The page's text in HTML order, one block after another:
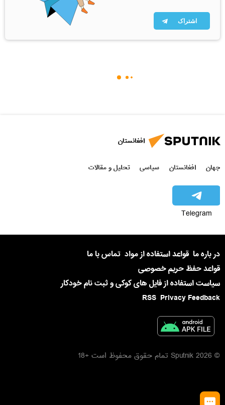
اشتراک
افغانستان
جهان افغانستان سیاسی تحلیل و مقالات
Telegram
در باره ما قواعد استفاده از مواد تماس با ما
قواعد حفظ حریم خصوصی
سیاست استفاده از فایل های کوکی و ثبت نام خودکار
Privacy Feedback
RSS
© 2026 Sputnik تمام حقوق محفوظ است +18